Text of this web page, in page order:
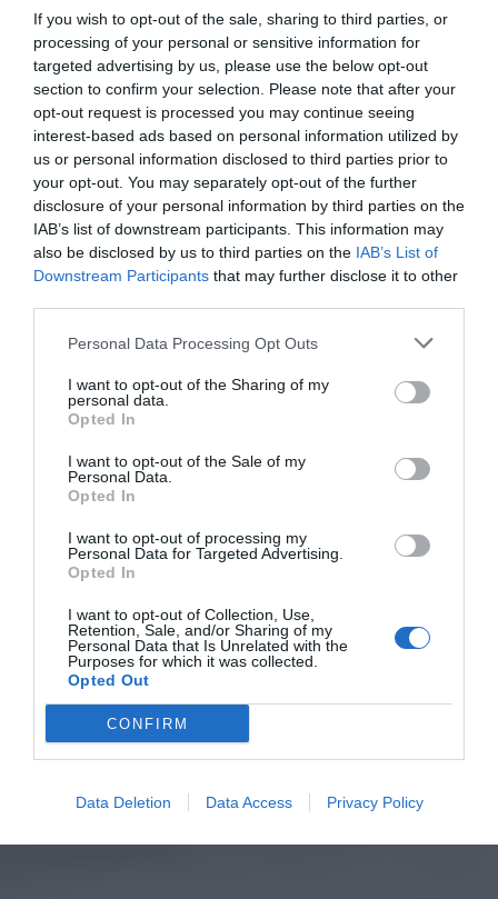
If you wish to opt-out of the sale, sharing to third parties, or
processing of your personal or sensitive information for
targeted advertising by us, please use the below opt-out
section to confirm your selection. Please note that after your
opt-out request is processed you may continue seeing
interest-based ads based on personal information utilized by
us or personal information disclosed to third parties prior to
your opt-out. You may separately opt-out of the further
disclosure of your personal information by third parties on the
IAB’s list of downstream participants. This information may
also be disclosed by us to third parties on the IAB’s List of
Downstream Participants that may further disclose it to other
Personal Data Processing Opt Outs
I want to opt-out of the Sharing of my
personal data.
Opted In
I want to opt-out of the Sale of my
Personal Data.
Opted In
I want to opt-out of processing my
Personal Data for Targeted Advertising.
Opted In
I want to opt-out of Collection, Use,
Retention, Sale, and/or Sharing of my
Personal Data that Is Unrelated with the
Purposes for which it was collected.
Opted Out
CONFIRM
Data Deletion Data Access Privacy Policy